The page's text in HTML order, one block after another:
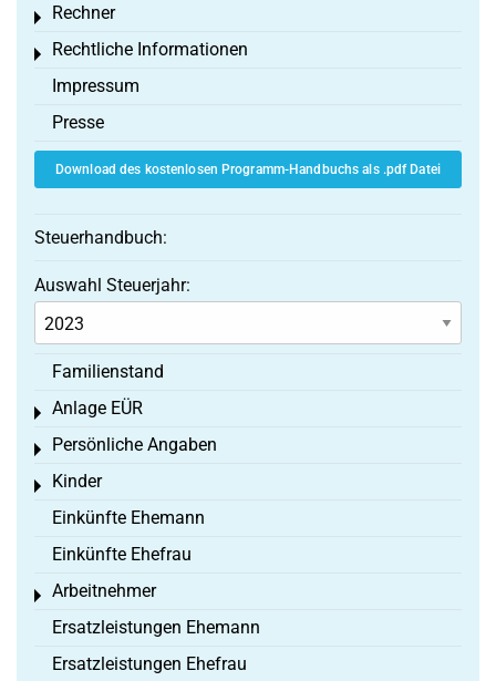
Rechner
Toggle menu
Rechtliche Informationen
Toggle menu
Impressum
Presse
Download des kostenlosen Programm-Handbuchs als .pdf Datei
Steuerhandbuch:
Auswahl Steuerjahr:
Familienstand
Anlage EÜR
Toggle menu
Persönliche Angaben
Toggle menu
Kinder
Toggle menu
Einkünfte Ehemann
Einkünfte Ehefrau
Arbeitnehmer
Toggle menu
Ersatzleistungen Ehemann
Ersatzleistungen Ehefrau